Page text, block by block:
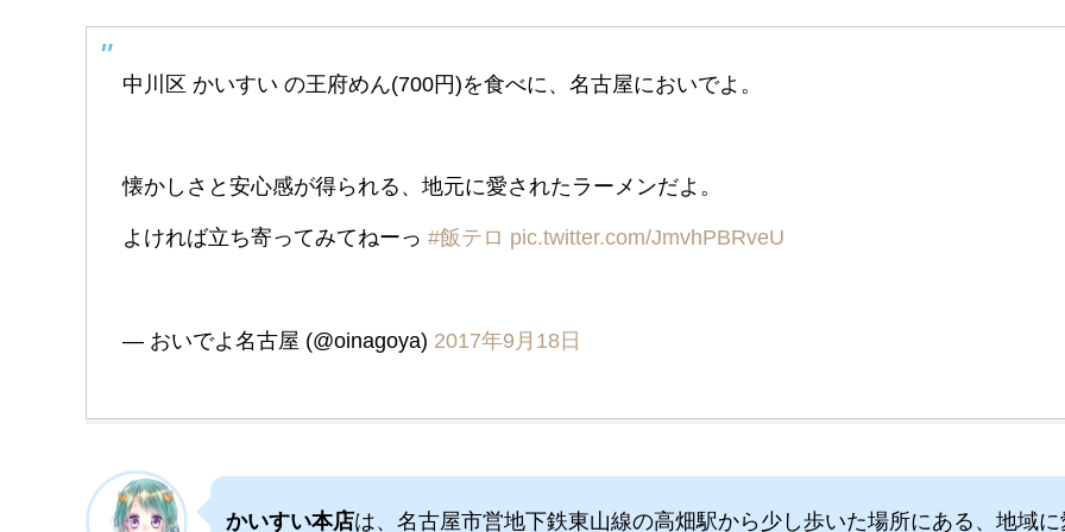
中川区 かいすい の王府めん(700円)を食べに、名古屋においでよ。
懐かしさと安心感が得られる、地元に愛されたラーメンだよ。
よければ立ち寄ってみてねーっ #飯テロ pic.twitter.com/JmvhPBRveU
— おいでよ名古屋 (@oinagoya) 2017年9月18日
かいすい本店は、名古屋市営地下鉄東山線の高畑駅から少し歩いた場所にある、地域に